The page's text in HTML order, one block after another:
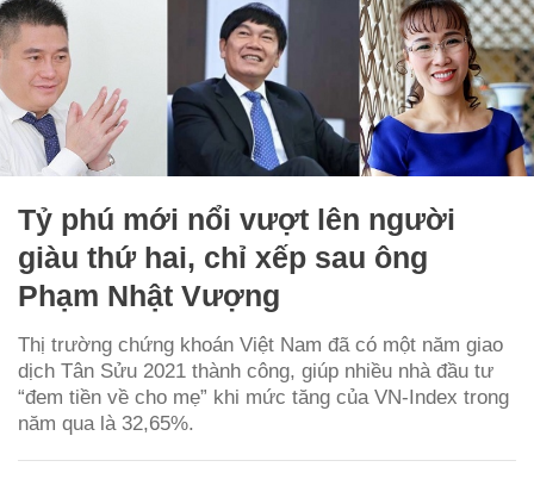
Tỷ phú mới nổi vượt lên người
giàu thứ hai, chỉ xếp sau ông
Phạm Nhật Vượng
Thị trường chứng khoán Việt Nam đã có một năm giao
dịch Tân Sửu 2021 thành công, giúp nhiều nhà đầu tư
“đem tiền về cho mẹ” khi mức tăng của VN-Index trong
năm qua là 32,65%.